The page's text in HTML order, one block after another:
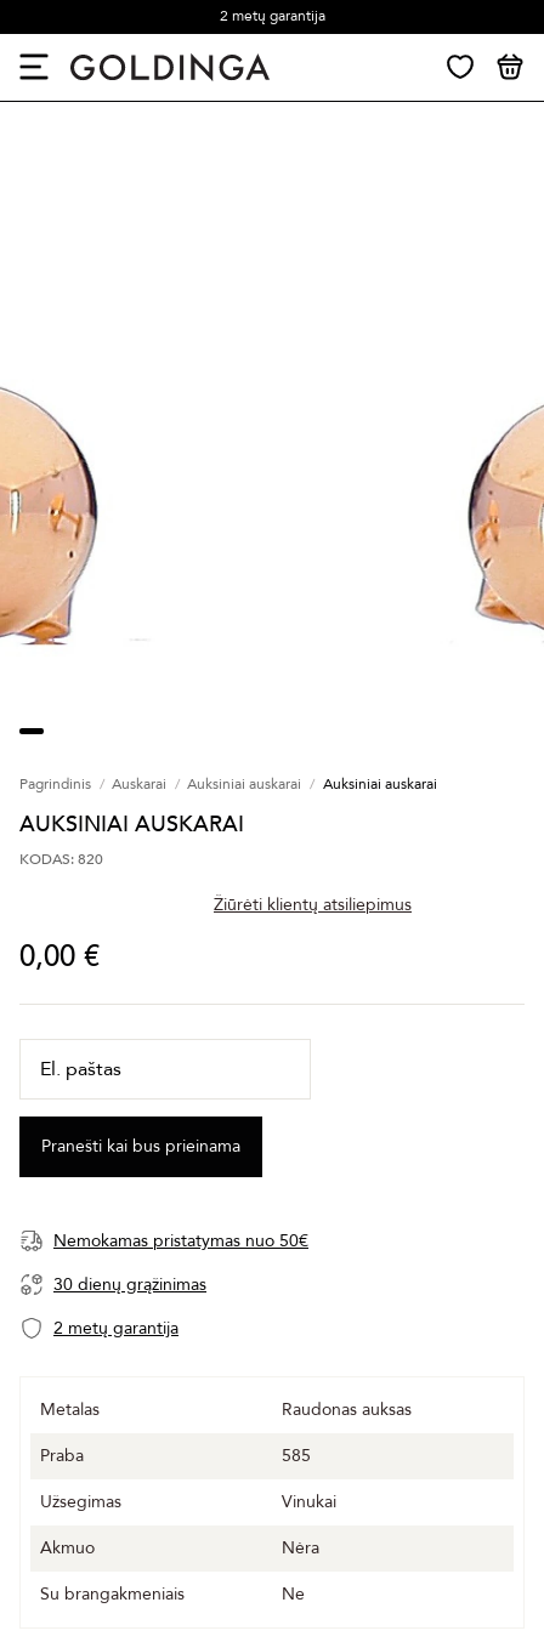
2 metų garantija
Pagrindinis Auskarai Auksiniai auskarai Auksiniai auskarai
AUKSINIAI AUSKARAI
KODAS: 820
Žiūrėti klientų atsiliepimus
0,00 €
Nemokamas pristatymas nuo 50€
30 dienų grąžinimas
2 metų garantija
Metalas
Raudonas auksas
Praba
585
Užsegimas
Vinukai
Akmuo
Nėra
Su brangakmeniais
Ne